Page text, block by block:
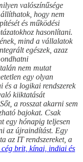
valószínűsége
hogy nem
és működési
hasonlítani.
mind a vállalatok
egészek, azaz
nem mutat
egy olyan
és a logikai rendszerek
kiiktatását
a rosszat akarni sem
bajokat. Csak
egy hónapig teljesen
az újraindítást. Egy
az IT rendszereket, a
cég brit, kínai, indiai és